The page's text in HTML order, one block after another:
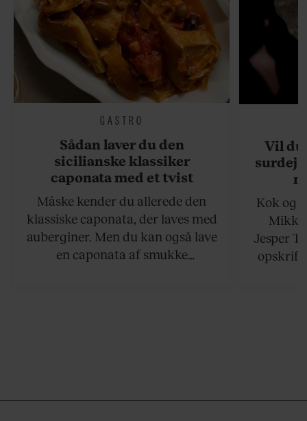
GASTRO
Sådan laver du den
sicilianske klassiker
caponata med et tvist
Måske kender du allerede den
klassiske caponata, der laves med
auberginer. Men du kan også lave
en caponata af smukke
Vil du
Kok og
Jesper
opskrift